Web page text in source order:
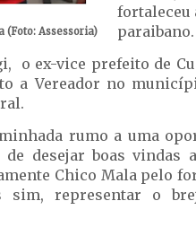
(Foto: Assessoria)
fortaleceu
paraibano.
o ex-vice prefeito de
a Vereador no
rumo a uma
de desejar boas
Chico Mala pelo
sim, representar o